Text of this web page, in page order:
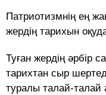
Патриотизмнің ең
жердің тарихын
Туған жердің әрбір
тарихтан сыр
туралы талай-талай